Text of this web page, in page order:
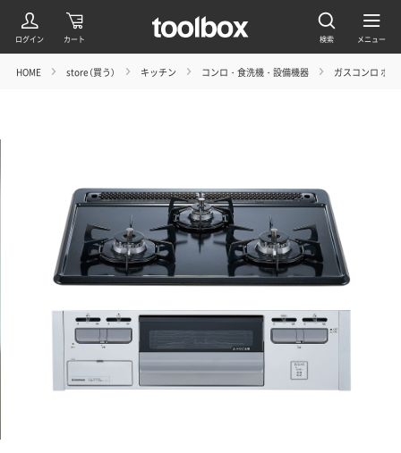
HOME store（買う） キッチン コンロ・食洗機・設備機器 ガスコンロ ホ